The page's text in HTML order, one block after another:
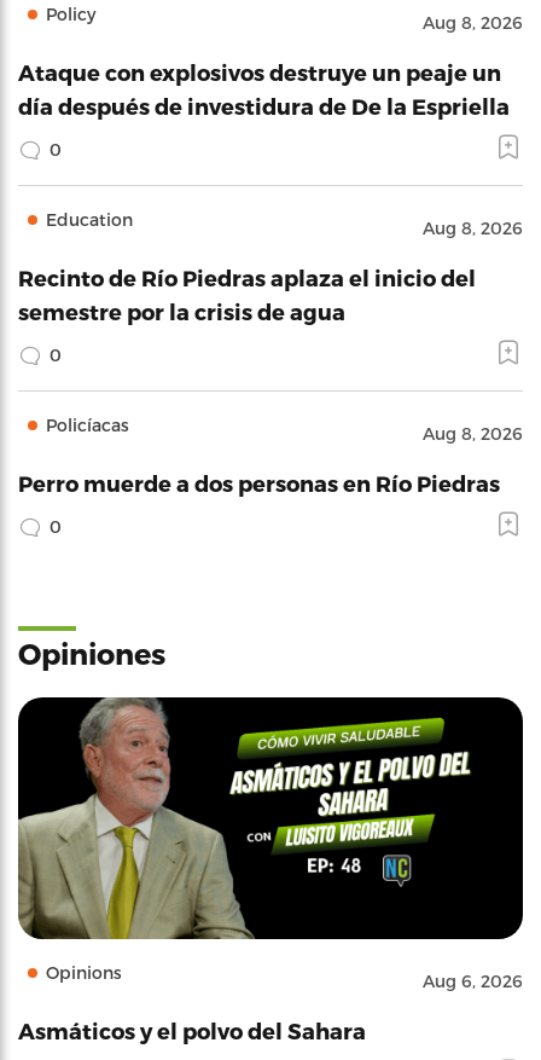
Policy Aug 8, 2026
Ataque con explosivos destruye un peaje un
día después de investidura de De la Espriella
0
Education Aug 8, 2026
Recinto de Río Piedras aplaza el inicio del
semestre por la crisis de agua
0
Policíacas Aug 8, 2026
Perro muerde a dos personas en Río Piedras
0
Opiniones
Opinions Aug 6, 2026
Asmáticos y el polvo del Sahara